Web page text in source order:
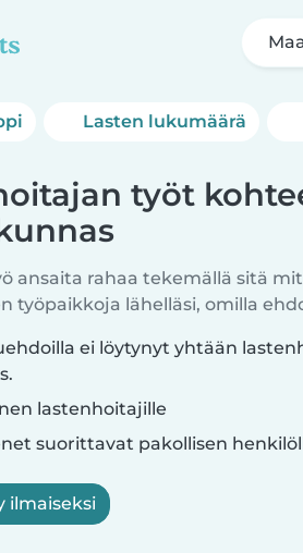
Lasten lukumäärä
työt
ansaita rahaa tekemällä sitä
työpaikkoja lähelläsi, omilla
ei löytynyt yhtään
lastenhoitajille
suorittavat pakollisen
ilmaiseksi